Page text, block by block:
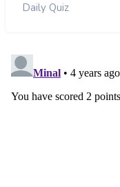
Daily Quiz